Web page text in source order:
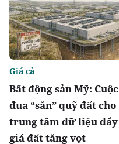
Bất động sản Mỹ: Cuộc
đua “săn” quỹ đất cho
trung tâm dữ liệu đẩy
giá đất tăng vọt
Giá cả